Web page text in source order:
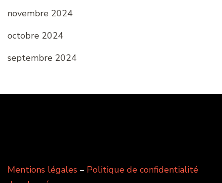
novembre 2024
octobre 2024
septembre 2024
Mentions légales – Politique de confidentialité